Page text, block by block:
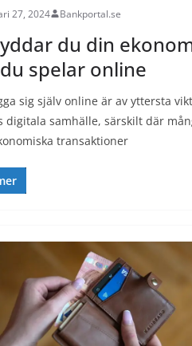
27, 2024 Bankportal.se
du din
spelar online
sig själv online är av yttersta
digitala samhälle, särskilt där
transaktioner